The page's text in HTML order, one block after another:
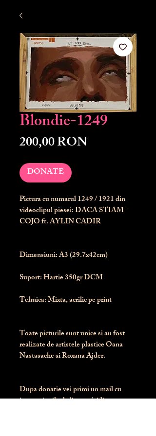
Blondie-1249
200,00 RONPreț
DONATE
Pictura cu numarul1249/ 1921 din
videoclipul piesei: DACA STIAM -
COJO ft. AYLIN CADIR
Dimensiuni: A3 (29.7x42cm)
Suport: Hartie 350gr DCM
Tehnica: Mixta, acrilic pe print
Toate picturile sunt unice si au fost
realizate de artistele plastice Oana
Nastasache si Roxana Ajder.
Dupa donatie vei primi un mail cu
instructiunile de livrare / ridicare.